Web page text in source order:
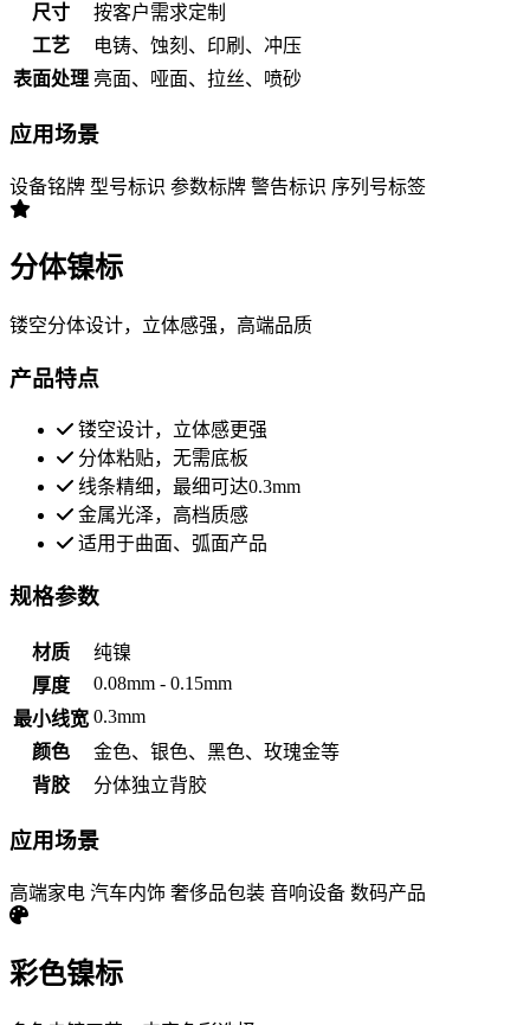
尺寸
按客户需求定制
工艺
电铸、蚀刻、印刷、冲压
表面处理 亮面、哑面、拉丝、喷砂
应用场景
设备铭牌 型号标识 参数标牌 警告标识 序列号标签
分体镍标
镂空分体设计，立体感强，高端品质
产品特点
镂空设计，立体感更强
分体粘贴，无需底板
线条精细，最细可达0.3mm
金属光泽，高档质感
适用于曲面、弧面产品
规格参数
材质
纯镍
厚度
0.08mm - 0.15mm
最小线宽 0.3mm
颜色
金色、银色、黑色、玫瑰金等
背胶
分体独立背胶
应用场景
高端家电 汽车内饰 奢侈品包装 音响设备 数码产品
彩色镍标